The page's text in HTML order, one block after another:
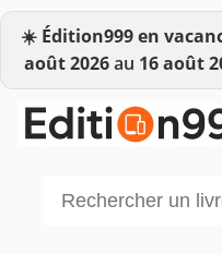
☀️ Édition999 en
août 2026au 16 août